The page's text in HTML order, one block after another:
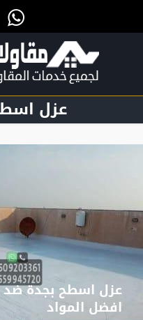
عزل
عزل اسطح بجدة ضد
افضل المواد